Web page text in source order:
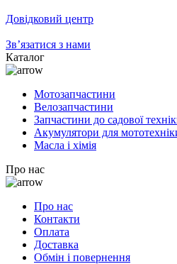
Довідковий центр
Зв’язатися з нами
Каталог
Мотозапчастини
Велозапчастини
Запчастини до садової
Акумулятори для
Масла і хімія
Про нас
Про нас
Контакти
Оплата
Доставка
Обмін і повернення